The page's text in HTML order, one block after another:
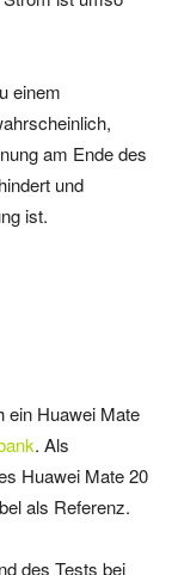
einem
am Ende des
und
ist.
ein Huawei Mate
. Als
Huawei Mate 20
als Referenz.
des Tests bei